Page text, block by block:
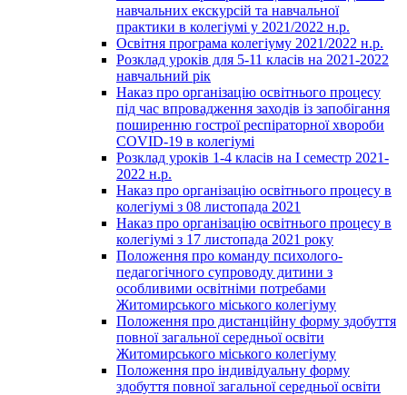
навчальних екскурсій та навчальної
практики в колегіумі у 2021/2022 н.р.
Освітня програма колегіуму 2021/2022 н.р.
Розклад уроків для 5-11 класів на 2021-2022
навчальний рік
Наказ про організацію освітнього процесу
під час впровадження заходів із запобігання
поширенню гострої респіраторної хвороби
COVID-19 в колегіумі
Розклад уроків 1-4 класів на І семестр 2021-
2022 н.р.
Наказ про організацію освітнього процесу в
колегіумі з 08 листопада 2021
Наказ про організацію освітнього процесу в
колегіумі з 17 листопада 2021 року
Положення про команду психолого-
педагогічного супроводу дитини з
особливими освітніми потребами
Житомирського міського колегіуму
Положення про дистанційну форму здобуття
повної загальної середньої освіти
Житомирського міського колегіуму
Положення про індивідуальну форму
здобуття повної загальної середньої освіти